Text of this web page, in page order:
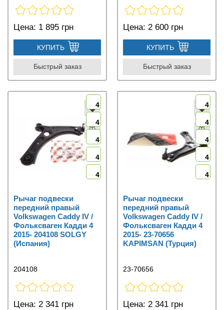
Цена: 1 895 грн
КУПИТЬ
Быстрый заказ
Цена: 2 600 грн
КУПИТЬ
Быстрый заказ
4
4
4
4
4
Рычаг подвески
передний правый
Volkswagen Caddy IV /
Фольксваген Кадди 4
2015- 204108 SOLGY
(Испания)
204108
Цена: 2 341 грн
4
4
4
4
4
Рычаг подвески
передний правый
Volkswagen Caddy IV /
Фольксваген Кадди 4
2015- 23-70656
KAPIMSAN (Турция)
23-70656
Цена: 2 341 грн